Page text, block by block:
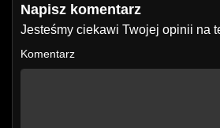
Napisz komentarz
Jesteśmy ciekawi Twojej opinii na
Komentarz